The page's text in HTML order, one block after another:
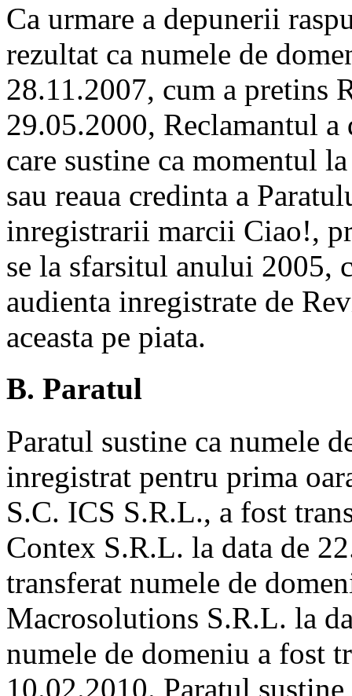
Ca urmare a depunerii
rezultat ca numele de
28.11.2007, cum a pretins
29.05.2000, Reclamantul
care sustine ca momentul
sau reaua credinta a
inregistrarii marcii Ciao!,
se la sfarsitul anului 2005,
audienta inregistrate de
aceasta pe piata.
B. Paratul
Paratul sustine ca numele
inregistrat pentru prima
S.C. ICS S.R.L., a fost
Contex S.R.L. la data de
transferat numele de
Macrosolutions S.R.L. la
numele de domeniu a fost
10.02.2010. Paratul